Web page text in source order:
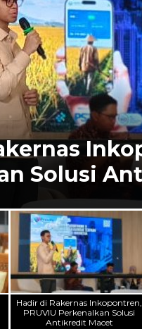
Down
Hadir di Rakernas Inkopontren,
PRUVIU Perkenalkan Solusi
Antikredit Macet